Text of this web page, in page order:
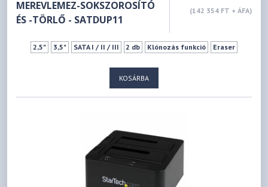
MEREVLEMEZ-SOKSZOROSÍTÓ
ÉS -TÖRLŐ - SATDUP11
(142 354 FT + ÁFA)
2,5" 3,5" SATA I / II / III 2 db Klónozás funkció Eraser
KOSÁRBA